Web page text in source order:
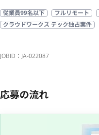
従業員99名以下 フルリモート
クラウドワークス テック独占案件
JOBID：JA-022087
応募の流れ